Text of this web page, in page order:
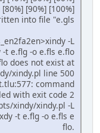
[80%] [90%] [100%]
into file "e.gls".
-L
-t e.flg -o e.fls e.flo
does not exist at
xindy.pl line 500.
command
with exit code 2:
xindy/xindy.pl -L
-t e.flg -o e.fls e
.flo